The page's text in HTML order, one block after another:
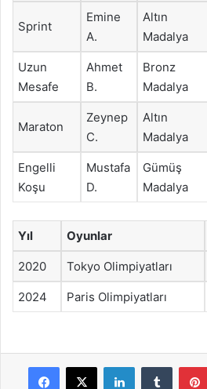
Sprint
Emine
A.
Altın
Madalya
Uzun
Mesafe
Ahmet
B.
Bronz
Madalya
Maraton
Zeynep
C.
Altın
Madalya
Engelli
Koşu
Mustafa
D.
Gümüş
Madalya
Yıl Oyunlar
2020 Tokyo Olimpiyatları
2024 Paris Olimpiyatları
Facebook
X LinkedInTumblr